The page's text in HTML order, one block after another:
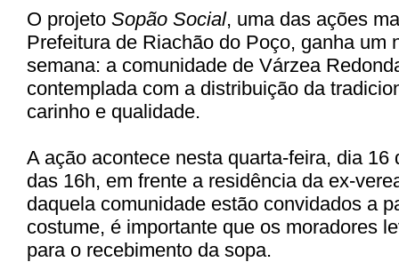
O projeto Sopão Social, uma das ações
Prefeitura de Riachão do Poço, ganha um
semana: a comunidade de Várzea
contemplada com a distribuição da
carinho e qualidade.
A ação acontece nesta quarta-feira, dia 16
das 16h, em frente a residência da ex-
daquela comunidade estão convidados a
costume, é importante que os moradores
para o recebimento da sopa.